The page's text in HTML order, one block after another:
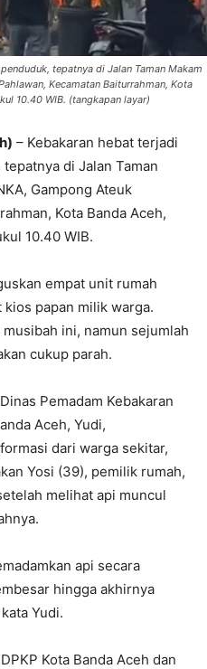
tepatnya di Jalan Taman Makam
Kecamatan Baiturrahman, Kota
10.40 WIB. (tangkapan layar)
– Kebakaran hebat terjadi
di Jalan Taman
Gampong Ateuk
Kota Banda Aceh,
10.40 WIB.
empat unit rumah
papan milik warga.
ini, namun sejumlah
cukup parah.
Pemadam Kebakaran
Aceh, Yudi,
dari warga sekitar,
Yosi (39), pemilik rumah,
melihat api muncul
api secara
hingga akhirnya
Yudi.
Kota Banda Aceh dan